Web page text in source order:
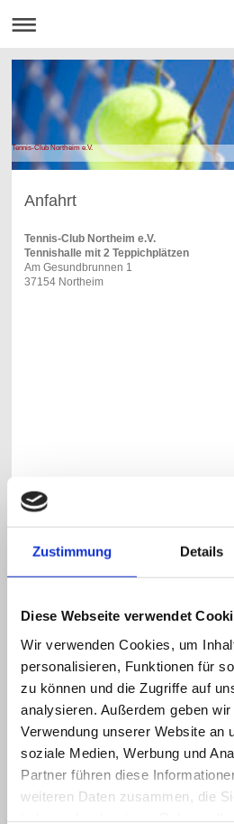
Zustimmung Details
Diese Webseite verwendet
Wir verwenden Cookies, um
personalisieren, Funktionen für
zu können und die Zugriffe auf
analysieren. Außerdem geben
Verwendung unserer Website an
soziale Medien, Werbung und
Partner führen diese
weiteren Daten zusammen, die
Tennis-Club Northeim e.V.
Anfahrt
Tennis-Club Northeim e.V.
Tennishalle mit 2 Teppichplätzen
Am Gesundbrunnen 1
37154 Northeim
Parken an der Tennishalle und
Außenanlage